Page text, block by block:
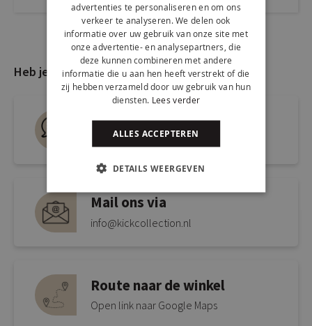
Heb je nog vragen?
Live chat
Snel antwoord op je vraag
Mail ons via
info@kickcollection.nl
Route naar de winkel
Open link naar Google Maps
advertenties te personaliseren en om ons
verkeer te analyseren. We delen ook
informatie over uw gebruik van onze site met
onze advertentie- en analysepartners, die
deze kunnen combineren met andere
informatie die u aan hen heeft verstrekt of die
zij hebben verzameld door uw gebruik van hun
diensten. Lees verder
ALLES ACCEPTEREN
DETAILS WEERGEVEN